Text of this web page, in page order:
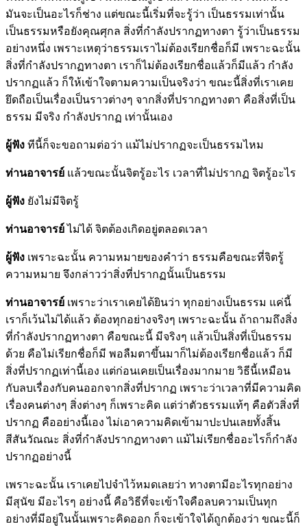
มันจะเป็นอะไรก็ช่าง แต่ขณะนี้เริ่มที่จะรู้ว่า เป็นธรรมเท่านั้น
เป็นธรรมหรือยังคุณศุกล สิ่งที่กำลังปรากฏทางตา รู้ว่าเป็นธรรม
อย่างหนึ่ง เพราะเหตุว่าธรรมเราไม่ต้องเรียกชื่อก็มี เพราะฉะนั้น
สิ่งที่กำลังปรากฏทางตา เราก็ไม่ต้องเรียกชื่อแล้วก็มีแล้ว กำลัง
ปรากฏแล้ว ก็ให้เข้าใจตามความเป็นจริงว่า ขณะนี้สิ่งที่เราเคย
ยึดถือเป็นเรื่องเป็นราวต่างๆ จากสิ่งที่ปรากฏทางตา คือสิ่งที่เป็น
ธรรม มีจริง กำลังปรากฏ เท่านั้นเอง
ผู้ฟัง ทีนี้ก็จะขอถามต่อว่า แม้ไม่ปรากฏจะเป็นธรรมไหม
ท่านอาจารย์ แล้วขณะนั้นจิตรู้อะไร เวลาที่ไม่ปรากฏ จิตรู้อะไร
ผู้ฟัง ยังไม่มีจิตรู้
ท่านอาจารย์ไม่ได้ จิตต้องเกิดอยู่ตลอดเวลา
ผู้ฟัง เพราะฉะนั้น ความหมายของคำว่า ธรรมคือขณะที่จิตรู้
ความหมาย จึงกล่าวว่าสิ่งที่ปรากฏนั้นเป็นธรรม
ท่านอาจารย์ เพราะว่าเราเคยได้ยินว่า ทุกอย่างเป็นธรรม แค่นี้
เราก็เว้นไม่ได้แล้ว ต้องทุกอย่างจริงๆ เพราะฉะนั้น ถ้าถามถึงสิ่ง
ที่กำลังปรากฏทางตา คือขณะนี้ มีจริงๆ แล้วเป็นสิ่งที่เป็นธรรม
ด้วย คือไม่เรียกชื่อก็มี พอลืมตาขึ้นมาก็ไม่ต้องเรียกชื่อแล้ว ก็มี
สิ่งที่ปรากฏเท่านี้เอง แต่ก่อนเคยเป็นเรื่องมากมาย วิธีนี้เหมือน
กับลบเรื่องกับคนออกจากสิ่งที่ปรากฏ เพราะว่าเวลาที่มีความคิด
เรื่องคนต่างๆ สิ่งต่างๆ ก็เพราะคิด แต่ว่าตัวธรรมแท้ๆ คือตัวสิ่งที่
ปรากฏ คืออย่างนี้เอง ไม่เอาความคิดเข้ามาปะปนเลยทั้งสิ้น
สีสันวัณณะ สิ่งที่กำลังปรากฏทางตา แม้ไม่เรียกชื่ออะไรก็กำลัง
ปรากฏอย่างนี้
เพราะฉะนั้น เราเคยไปจำไว้หมดเลยว่า ทางตามีอะไรทุกอย่าง
มีสุนัข มีอะไรๆ อย่างนี้ คือวิธีที่จะเข้าใจคือลบความเป็นทุก
อย่างที่มีอยู่ในนั้นเพราะคิดออก ก็จะเข้าใจได้ถูกต้องว่า ขณะนี้ก็